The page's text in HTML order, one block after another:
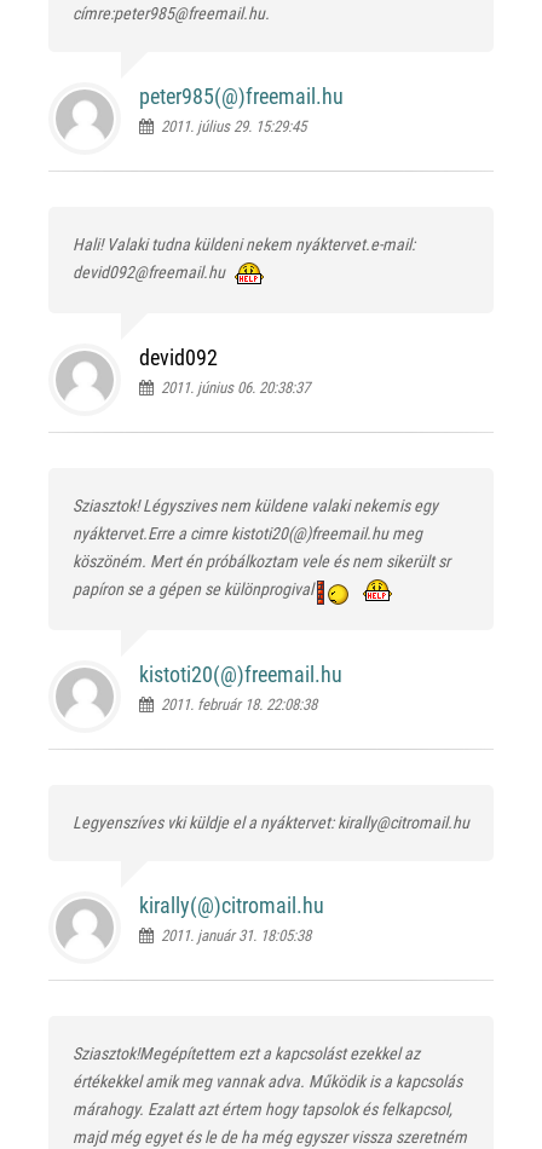
címre:peter985@freemail.hu.
peter985(@)freemail.hu
2011. július 29. 15:29:45
Hali! Valaki tudna küldeni nekem nyáktervet.e-mail:
devid092@freemail.hu
devid092
2011. június 06. 20:38:37
Sziasztok! Légyszives nem küldene valaki nekemis egy
nyáktervet.Erre a cimre kistoti20(@)freemail.hu meg
köszöném. Mert én próbálkoztam vele és nem sikerült sr
papíron se a gépen se különprogival
kistoti20(@)freemail.hu
2011. február 18. 22:08:38
Legyenszíves vki küldje el a nyáktervet: kirally@citromail.hu
kirally(@)citromail.hu
2011. január 31. 18:05:38
Sziasztok!Megépítettem ezt a kapcsolást ezekkel az
értékekkel amik meg vannak adva. Működik is a kapcsolás
márahogy. Ezalatt azt értem hogy tapsolok és felkapcsol,
majd még egyet és le de ha még egyszer vissza szeretném